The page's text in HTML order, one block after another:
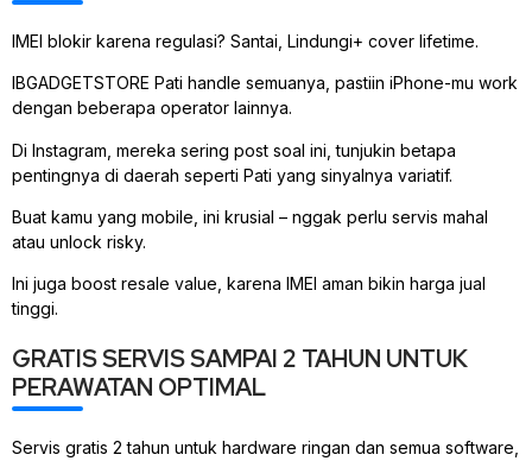
IMEI blokir karena regulasi? Santai, Lindungi+ cover lifetime.
IBGADGETSTORE Pati handle semuanya, pastiin iPhone-mu work
dengan beberapa operator lainnya.
Di Instagram, mereka sering post soal ini, tunjukin betapa
pentingnya di daerah seperti Pati yang sinyalnya variatif.
Buat kamu yang mobile, ini krusial – nggak perlu servis mahal
atau unlock risky.
Ini juga boost resale value, karena IMEI aman bikin harga jual
tinggi.
GRATIS SERVIS SAMPAI 2 TAHUN UNTUK
PERAWATAN OPTIMAL
Servis gratis 2 tahun untuk hardware ringan dan semua software,